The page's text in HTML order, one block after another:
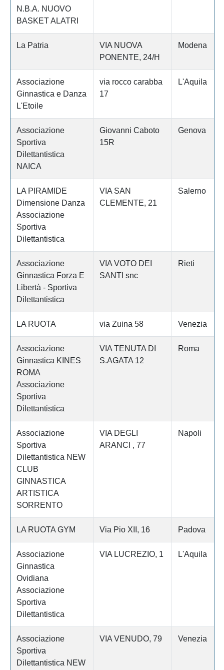
N.B.A. NUOVO
BASKET ALATRI
La Patria
VIA NUOVA
PONENTE, 24/H
Modena
Associazione
Ginnastica e Danza
L'Etoile
via rocco carabba
17
L'Aquila
Associazione
Sportiva
Dilettantistica
NAICA
Giovanni Caboto
15R
Genova
LA PIRAMIDE
Dimensione Danza
Associazione
Sportiva
Dilettantistica
VIA SAN
CLEMENTE, 21
Salerno
Associazione
Ginnastica Forza E
Libertà - Sportiva
Dilettantistica
VIA VOTO DEI
SANTI snc
Rieti
LA RUOTA via Zuina 58 Venezia
Associazione
Ginnastica KINES
ROMA
Associazione
Sportiva
Dilettantistica
VIA TENUTA DI
S.AGATA 12
Roma
Associazione
Sportiva
Dilettantistica NEW
CLUB
GINNASTICA
ARTISTICA
SORRENTO
VIA DEGLI
ARANCI , 77
Napoli
LA RUOTA GYM Via Pio XII, 16 Padova
Associazione
Ginnastica
Ovidiana
Associazione
Sportiva
Dilettantistica
VIA LUCREZIO, 1 L'Aquila
Associazione
Sportiva
Dilettantistica NEW
VIA VENUDO, 79 Venezia